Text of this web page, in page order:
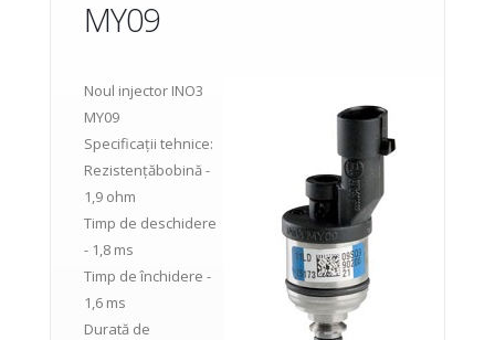
MY09
Noul injector INO3
MY09
Specificații tehnice:
Rezistențăbobină -
1,9 ohm
Timp de deschidere
- 1,8 ms
Timp de închidere -
1,6 ms
Durată de